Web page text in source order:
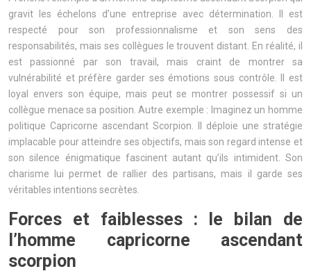
gravit les échelons d’une entreprise avec détermination. Il est
respecté pour son professionnalisme et son sens des
responsabilités, mais ses collègues le trouvent distant. En réalité, il
est passionné par son travail, mais craint de montrer sa
vulnérabilité et préfère garder ses émotions sous contrôle. Il est
loyal envers son équipe, mais peut se montrer possessif si un
collègue menace sa position. Autre exemple : Imaginez un homme
politique Capricorne ascendant Scorpion. Il déploie une stratégie
implacable pour atteindre ses objectifs, mais son regard intense et
son silence énigmatique fascinent autant qu’ils intimident. Son
charisme lui permet de rallier des partisans, mais il garde ses
véritables intentions secrètes.
Forces et faiblesses : le bilan de
l’homme capricorne ascendant
scorpion